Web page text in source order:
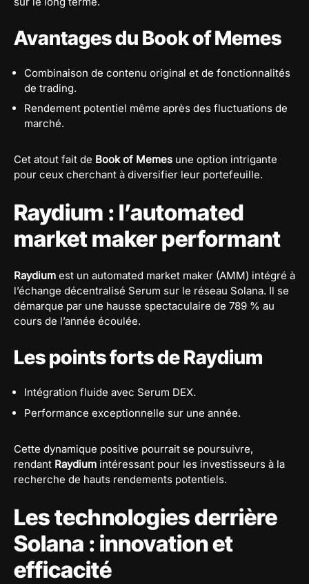
Avantages du Book of Memes
Combinaison de contenu original et de fonctionnalités
de trading.
Rendement potentiel même après des fluctuations de
marché.
Cet atout fait de Book of Memes une option intrigante
pour ceux cherchant à diversifier leur portefeuille.
Raydium : l’automated
market maker performant
Raydium est un automated market maker (AMM) intégré à
l’échange décentralisé Serum sur le réseau Solana. Il se
démarque par une hausse spectaculaire de 789 % au
cours de l’année écoulée.
Les points forts de Raydium
Intégration fluide avec Serum DEX.
Performance exceptionnelle sur une année.
Cette dynamique positive pourrait se poursuivre,
rendant Raydium intéressant pour les investisseurs à la
recherche de hauts rendements potentiels.
Les technologies derrière
Solana : innovation et
efficacité